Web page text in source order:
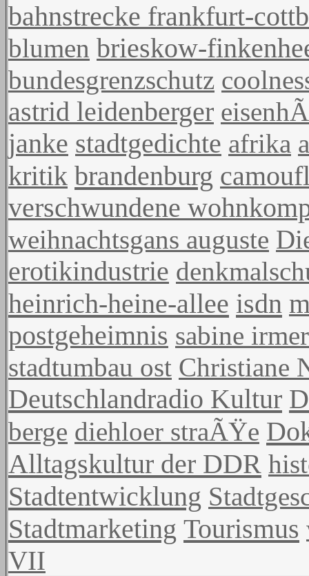
bahnstrecke frankfurt-
blumen brieskow-
bundesgrenzschutz
astrid leidenberger
janke stadtgedichte afrika
kritik brandenburg
verschwundene
weihnachtsgans auguste
erotikindustrie
heinrich-heine-allee isdn
postgeheimnis sabine irmer
stadtumbau ost Christiane
Deutschlandradio Kultur
berge diehloer straÃŸe
Alltagskultur der DDR
Stadtentwicklung
Stadtmarketing Tourismus
VII